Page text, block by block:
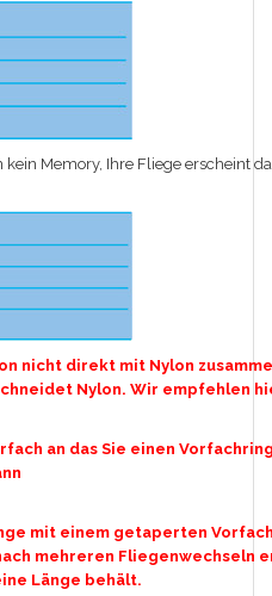
kein Memory, Ihre Fliege erscheint
nicht direkt mit Nylon
Nylon. Wir empfehlen
an das Sie einen
mit einem getaperten
mehreren Fliegenwechseln
Länge behält.